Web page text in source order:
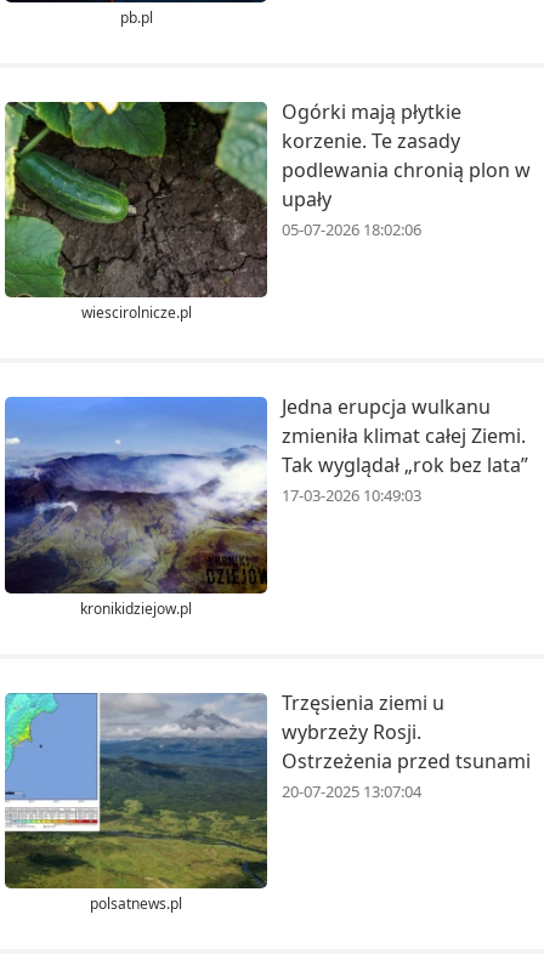
pb.pl
wiescirolnicze.pl
Ogórki mają płytkie
korzenie. Te zasady
podlewania chronią plon w
upały
05-07-2026 18:02:06
kronikidziejow.pl
Jedna erupcja wulkanu
zmieniła klimat całej Ziemi.
Tak wyglądał „rok bez lata”
17-03-2026 10:49:03
polsatnews.pl
Trzęsienia ziemi u
wybrzeży Rosji.
Ostrzeżenia przed tsunami
20-07-2025 13:07:04